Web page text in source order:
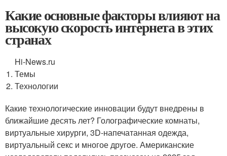
Какие основные факторы влияют на
высокую скорость интернета в этих
странах
Hi-News.ru
Темы
Технологии
Какие технологические инновации будут внедрены в
ближайшие десять лет? Голографические комнаты,
виртуальные хирурги, 3D-напечатанная одежда,
виртуальный секс и многое другое. Американские